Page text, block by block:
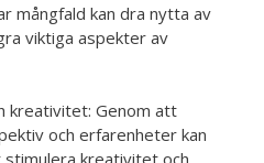
mångfald kan dra nytta av
viktiga aspekter av
kreativitet: Genom att
och erfarenheter kan
kreativitet och